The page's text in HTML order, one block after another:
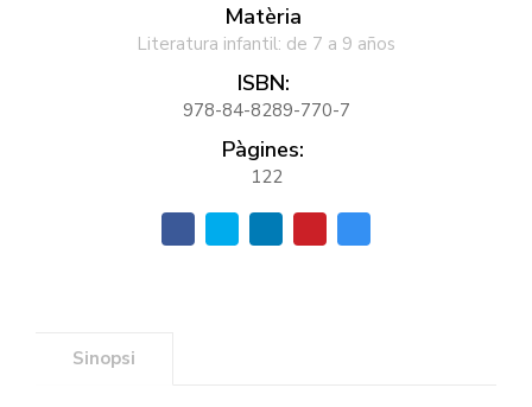
Matèria
Literatura infantil: de 7 a 9 años
ISBN:
978-84-8289-770-7
Pàgines:
122
Sinopsi